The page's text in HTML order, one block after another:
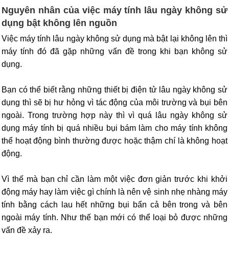
Nguyên nhân của việc máy tính lâu ngày không sử
dụng bật không lên nguồn
Việc máy tính lâu ngày không sử dụng mà bật lại không lên thì
máy tính đó đã gặp những vấn đề trong khi bạn không sử
dụng.
Bạn có thể biết rằng những thiết bị điện tử lâu ngày không sử
dụng thì sẽ bị hư hỏng vì tác động của môi trường và bụi bên
ngoài. Trong trường hợp này thì vì quá lâu ngày không sử
dụng máy tính bị quá nhiều bụi bám làm cho máy tính không
thể hoạt động bình thường được hoặc thậm chí là không hoạt
động.
Vì thế mà bạn chỉ cần làm một việc đơn giản trước khi khởi
động máy hay làm việc gì chính là nên vệ sinh nhẹ nhàng máy
tính bằng cách lau hết những bụi bẩn cả bên trong và bên
ngoài máy tính. Như thế bạn mới có thể loại bỏ được những
vấn đề xảy ra.